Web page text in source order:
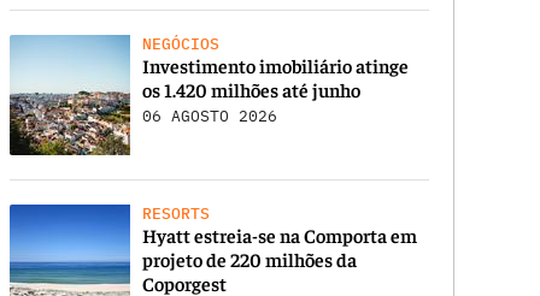
NEGÓCIOS
Investimento imobiliário atinge
os 1.420 milhões até junho
06 AGOSTO 2026
RESORTS
Hyatt estreia-se na Comporta em
projeto de 220 milhões da
Coporgest